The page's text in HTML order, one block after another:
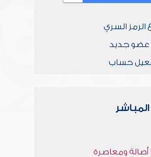
الرمز السري
جديد
حساب
أصالة ومعاصرة